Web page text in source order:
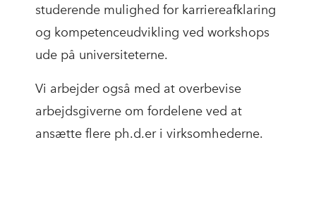
studerende mulighed for karriereafklaring
og kompetenceudvikling ved workshops
ude på universiteterne.
Vi arbejder også med at overbevise
arbejdsgiverne om fordelene ved at
ansætte flere ph.d.er i virksomhederne.